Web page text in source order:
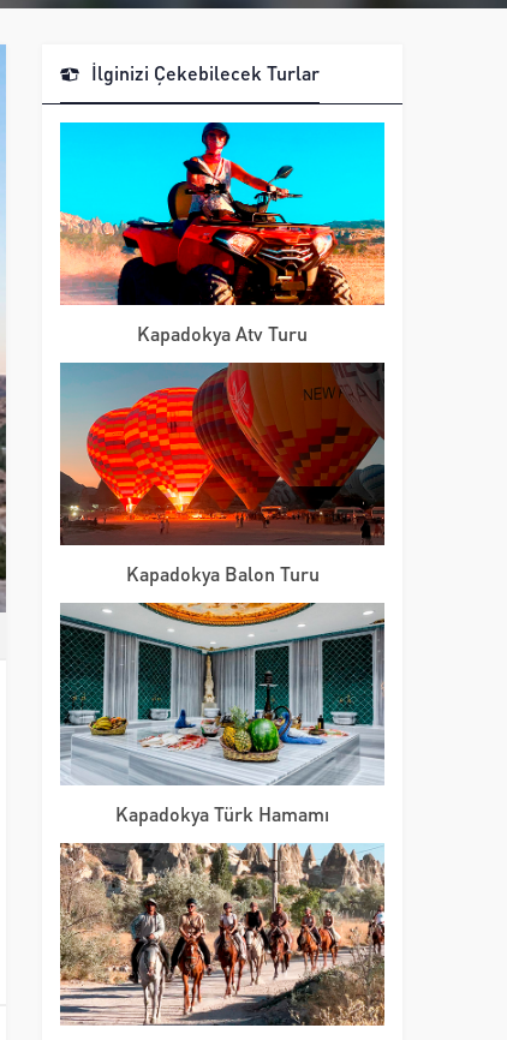
İlginizi Çekebilecek Turlar
Kapadokya Atv Turu
Kapadokya Balon Turu
Kapadokya Türk Hamamı